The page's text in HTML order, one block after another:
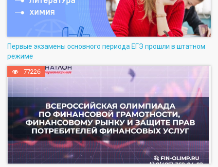
Первые экзамены основного периода ЕГЭ прошли в штатном
режиме
77226